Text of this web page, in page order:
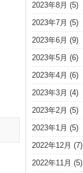
2023年8月 (5)
2023年7月 (5)
2023年6月 (9)
2023年5月 (6)
2023年4月 (6)
2023年3月 (4)
2023年2月 (5)
2023年1月 (5)
2022年12月 (7)
2022年11月 (5)